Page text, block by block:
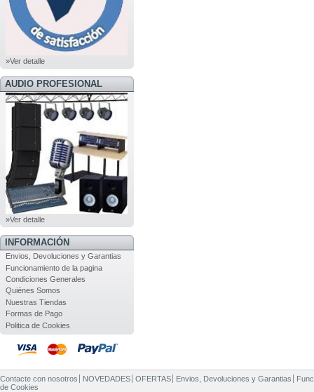
»Ver detalle
AUDIO PROFESIONAL
»Ver detalle
INFORMACIÓN
Envios, Devoluciones y Garantias
Funcionamiento de la pagina
Condiciones Generales
Quiénes Somos
Nuestras Tiendas
Formas de Pago
Politica de Cookies
Contacte con nosotros NOVEDADES OFERTAS Envios, Devoluciones y Garantias
de Cookies